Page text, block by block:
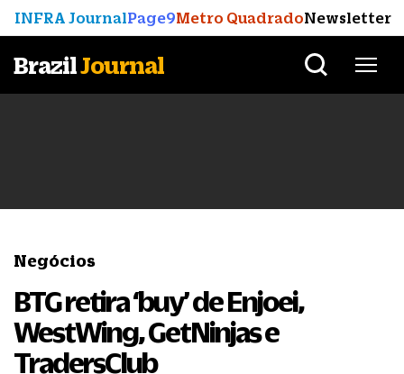
INFRA JournalPage9Metro QuadradoNewsletter
BrazilJournal
Negócios
BTG retira ‘buy’ de Enjoei,
WestWing, GetNinjas e
TradersClub